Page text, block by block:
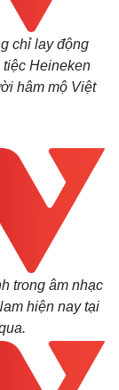
chỉ lay động
Heineken
hâm mộ Việt
trong âm nhạc
hiện nay tại